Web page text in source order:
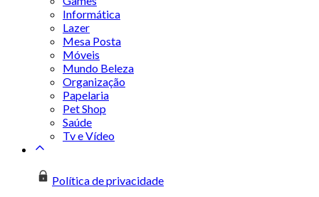
Informática
Lazer
Mesa Posta
Móveis
Mundo Beleza
Organização
Papelaria
Pet Shop
Saúde
Tv e Vídeo
Política de privacidade